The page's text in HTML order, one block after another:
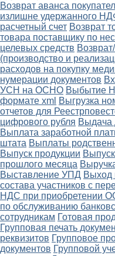
Возврат аванса
излишне удержанного
расчетный счет Возврат
товара поставщику по
целевых средств
(производство и
расходов на покупку
нумерации документов
УСН на ОСНО Выбытие
формате xml Выгрузка
отчетов для
цифрового рубля Выдача
Выплата заработной
штата Выплаты
Выпуск продукции
прошлого месяца
Выставление УПД Выход
состава участников с
НДС при приобретении
по обслуживанию
сотрудникам Готовая
Групповая печать
реквизитов Групповое
документов Групповой